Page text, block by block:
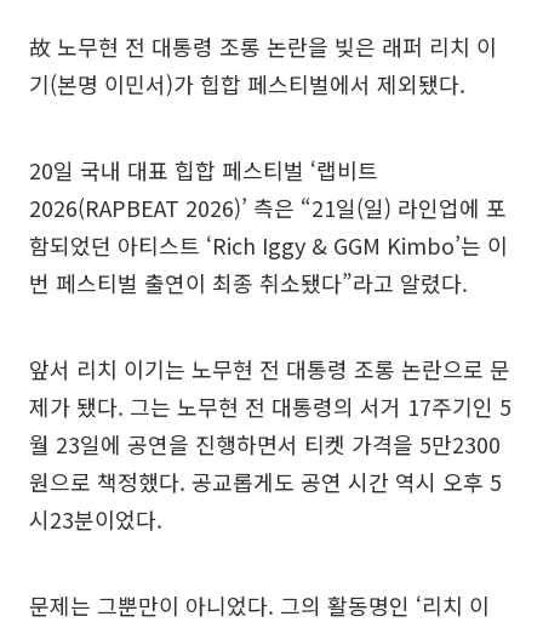
故 노무현 전 대통령 조롱 논란을 빚은 래퍼 리치 이
기(본명 이민서)가 힙합 페스티벌에서 제외됐다.
20일 국내 대표 힙합 페스티벌 ‘랩비트
2026(RAPBEAT 2026)’ 측은 “21일(일) 라인업에 포
함되었던 아티스트 ‘Rich Iggy & GGM Kimbo’는 이
번 페스티벌 출연이 최종 취소됐다”라고 알렸다.
앞서 리치 이기는 노무현 전 대통령 조롱 논란으로 문
제가 됐다. 그는 노무현 전 대통령의 서거 17주기인 5
월 23일에 공연을 진행하면서 티켓 가격을 5만2300
원으로 책정했다. 공교롭게도 공연 시간 역시 오후 5
시23분이었다.
문제는 그뿐만이 아니었다. 그의 활동명인 ‘리치 이